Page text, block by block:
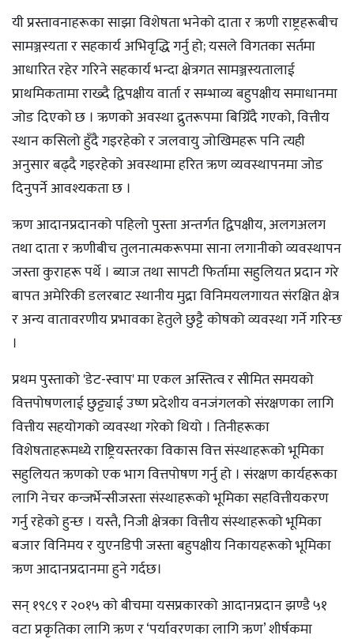
यी प्रस्तावनाहरूका साझा विशेषता भनेको दाता र ऋणी राष्ट्रहरूबीच
सामञ्जस्यता र सहकार्य अभिवृद्धि गर्नु हो; यसले विगतका सर्तमा
आधारित रहेर गरिने सहकार्य भन्दा क्षेत्रगत सामञ्जस्यतालाई
प्राथमिकतामा राख्दै द्विपक्षीय वार्ता र सम्भाव्य बहुपक्षीय समाधानमा
जोड दिएको छ । ऋणको अवस्था द्रुतरूपमा बिग्रिँदै गएको, वित्तीय
स्थान कसिलो हुँदै गइरहेको र जलवायु जोखिमहरू पनि त्यही
अनुसार बढ्दै गइरहेको अवस्थामा हरित ऋण व्यवस्थापनमा जोड
दिनुपर्ने आवश्यकता छ ।
ऋण आदानप्रदानको पहिलो पुस्ता अन्तर्गत द्विपक्षीय, अलगअलग
तथा दाता र ऋणीबीच तुलनात्मकरूपमा साना लगानीको व्यवस्थापन
जस्ता कुराहरू पर्थे । ब्याज तथा सापटी फिर्तामा सहुलियत प्रदान गरे
बापत अमेरिकी डलरबाट स्थानीय मुद्रा विनिमयलगायत संरक्षित क्षेत्र
र अन्य वातावरणीय प्रभावका हेतुले छुट्टै कोषको व्यवस्था गर्ने गरिन्छ
।
प्रथम पुस्ताको 'डेट-स्वाप' मा एकल अस्तित्व र सीमित समयको
वित्तपोषणलाई छुट्ट्याई उष्ण प्रदेशीय वनजंगलको संरक्षणका लागि
वित्तीय सहयोगको व्यवस्था गरेको थियो । तिनीहरूका
विशेषताहरूमध्ये राष्ट्रियस्तरका विकास वित्त संस्थाहरूको भूमिका
सहुलियत ऋणको एक भाग वित्तपोषण गर्नु हो । संरक्षण कार्यहरूका
लागि नेचर कन्जर्भेन्सीजस्ता संस्थाहरूको भूमिका सहवित्तीयकरण
गर्नु रहेको हुन्छ । यस्तै, निजी क्षेत्रका वित्तीय संस्थाहरूको भूमिका
बजार विनिमय र युएनडिपी जस्ता बहुपक्षीय निकायहरूको भूमिका
ऋण आदानप्रदानमा हुने गर्दछ।
सन् १९८९ र २०१५ काे बीचमा यसप्रकारको आदानप्रदान झण्डै ५१
वटा प्रकृतिका लागि ऋण र ‘पर्यावरणका लागि ऋण’ शीर्षकमा